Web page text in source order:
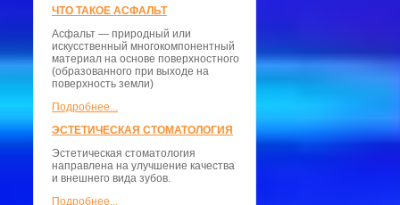
ЧТО ТАКОЕ АСФАЛЬТ
Асфальт — природный или
искусственный многокомпонентный
материал на основе поверхностного
(образованного при выходе на
поверхность земли)
Подробнее...
ЭСТЕТИЧЕСКАЯ СТОМАТОЛОГИЯ
Эстетическая стоматология
направлена на улучшение качества
и внешнего вида зубов.
Подробнее...